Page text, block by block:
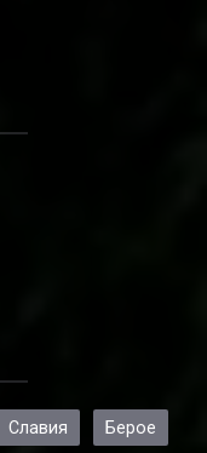
Славия Берое